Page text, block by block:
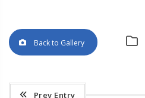
Back to Gallery
Prev Entry